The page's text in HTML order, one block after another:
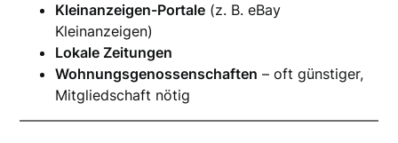
Kleinanzeigen-Portale (z. B. eBay
Kleinanzeigen)
Lokale Zeitungen
Wohnungsgenossenschaften – oft günstiger,
Mitgliedschaft nötig